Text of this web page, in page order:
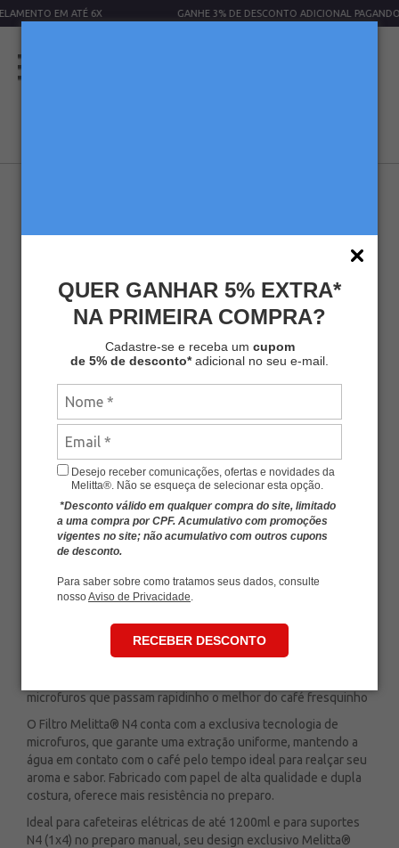
QUER GANHAR 5% EXTRA*
NA PRIMEIRA COMPRA?
Cadastre-se e receba um cupom
de 5% de desconto*adicional no seu e-mail.
Desejo receber comunicações, ofertas e novidades da
Melitta®. Não se esqueça de selecionar esta opção.
*Desconto válido em qualquer compra do site, limitado
a uma compra por CPF. Acumulativo com promoções
vigentes no site; não acumulativo com outros cupons
de desconto.
Para saber sobre como tratamos seus dados, consulte
nossoAviso de Privacidade.
RECEBER DESCONTO
GANHE 3% DE DESCONTO ADICIONAL PAGANDO VIA PIX
KIT FILTROS DE PAPEL MELITTA® N4
(3 UNIDADES)
Kits Kit Filtros
MLT-KIT069
microfuros que passam rapidinho o melhor do café fresquinho
O Filtro Melitta® N4 conta com a exclusiva tecnologia de
microfuros, que garante uma extração uniforme, mantendo a
água em contato com o café pelo tempo ideal para realçar seu
aroma e sabor. Fabricado com papel de alta qualidade e dupla
costura, oferece mais resistência no preparo.
Ideal para cafeteiras elétricas de até 1200ml e para suportes
N4 (1x4) no preparo manual, seu design exclusivo Melitta®